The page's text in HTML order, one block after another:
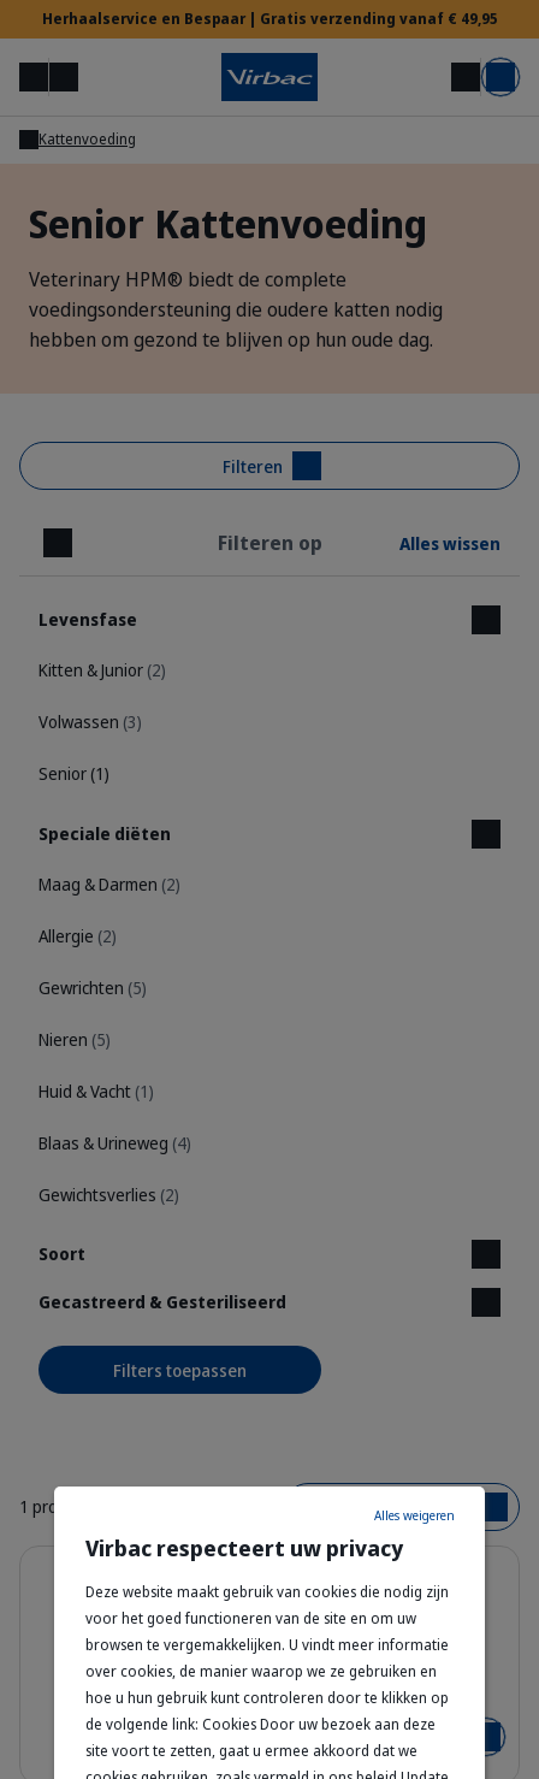
Herhaalservice en Bespaar | Gratis verzending vanaf € 49,95
MenuZoek op Mijn account Mand
Hulp nodig?
Kattenvoeding
Senior Kattenvoeding
Veterinary HPM® biedt de complete
voedingsondersteuning die oudere katten nodig
hebben om gezond te blijven op hun oude dag.
Filteren
Sluiten Filteren op Alles wissen
Levensfase
Kitten & Junior (2)
Volwassen (3)
Senior (1)
Speciale diëten
Maag & Darmen (2)
Allergie (2)
Gewrichten (5)
Nieren (5)
Huid & Vacht (1)
Blaas & Urineweg (4)
Gewichtsverlies (2)
Soort
Gecastreerd & Gesteriliseerd
Filters toepassen
1 product Bestsellers
HQ_HPM_Packaging-without-
Senior Neutered Cat –
Droogvoeding voor Senior
Gecastreerde Kat
3 kg - 7 kg - 1.5 kg
Vanaf€ 23,33€ 25,36 Voeg
Virbac respecteert uw privacy
Deze website maakt gebruik van cookies die nodig zijn
voor het goed functioneren van de site en om uw
browsen te vergemakkelijken. U vindt meer informatie
over cookies, de manier waarop we ze gebruiken en
hoe u hun gebruik kunt controleren door te klikken op
de volgende link: Cookies Door uw bezoek aan deze
site voort te zetten, gaat u ermee akkoord dat we
Alles weigeren